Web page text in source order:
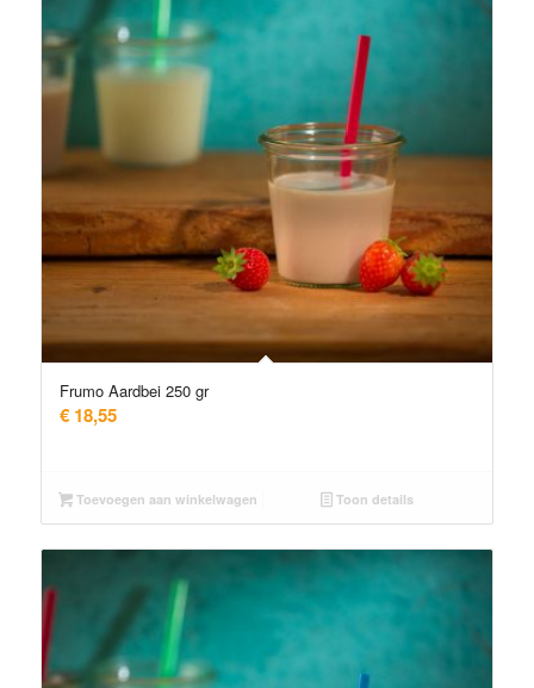
Frumo Aardbei 250 gr
€18,55
Toevoegen aan winkelwagen Toon details